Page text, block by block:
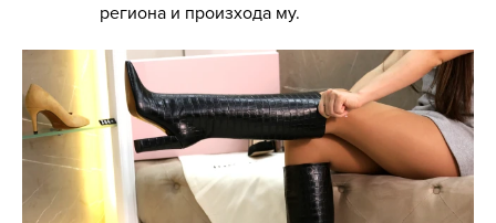
региона и произхода му.